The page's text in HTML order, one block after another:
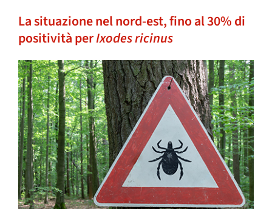
La situazione nel nord-est, fino al 30% di
positività perIxodes ricinus